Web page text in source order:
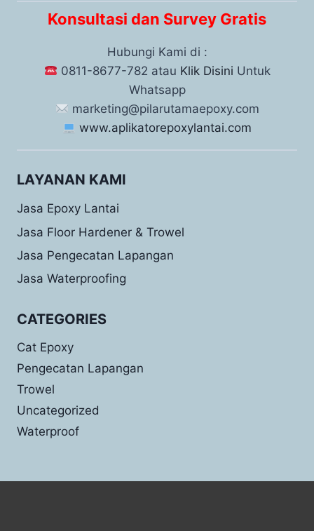
Konsultasi dan Survey Gratis
Hubungi Kami di :
0811-8677-782 atau Klik Disini Untuk
Whatsapp
marketing@pilarutamaepoxy.com
www.aplikatorepoxylantai.com
LAYANAN KAMI
Jasa Epoxy Lantai
Jasa Floor Hardener & Trowel
Jasa Pengecatan Lapangan
Jasa Waterproofing
CATEGORIES
Cat Epoxy
Pengecatan Lapangan
Trowel
Uncategorized
Waterproof